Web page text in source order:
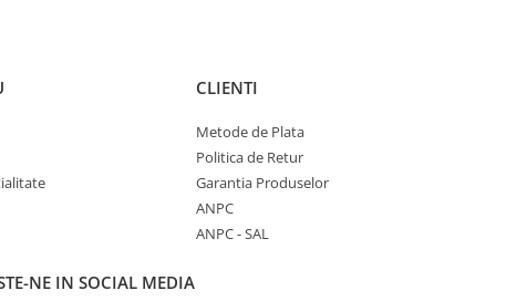
—
nu este o jucărie
înainte de utilizare
activități opționale
nu sunt incluse
monede, sare etc.)
CLIENTI
Metode de Plata
Politica de Retur
Garantia Produselor
ANPC
ANPC - SAL
NE IN SOCIAL MEDIA